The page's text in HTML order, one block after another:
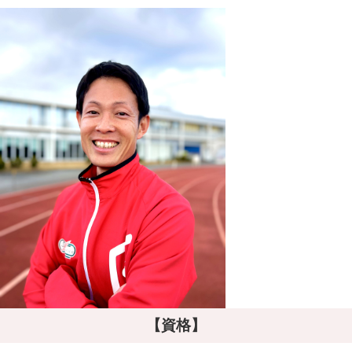
【資格】